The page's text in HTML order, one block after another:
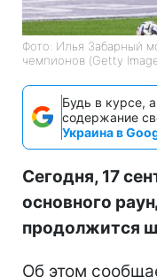
Фото: Илья Забарный
чемпионов (Getty
Будь в курсе,
содержание
Украина в
Сегодня, 17
основного
продолжится
Об этом